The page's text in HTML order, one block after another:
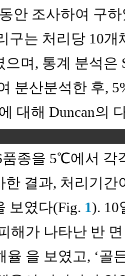
안 조사하여 구
구는 처리당 10
며, 통계 분석은
분산분석한 후,
대해 Duncan의
종을 5℃에서 각
한 결과, 처리기
보였다(Fig. 1). 10
해가 나타난 반
을 보였고, ‘골